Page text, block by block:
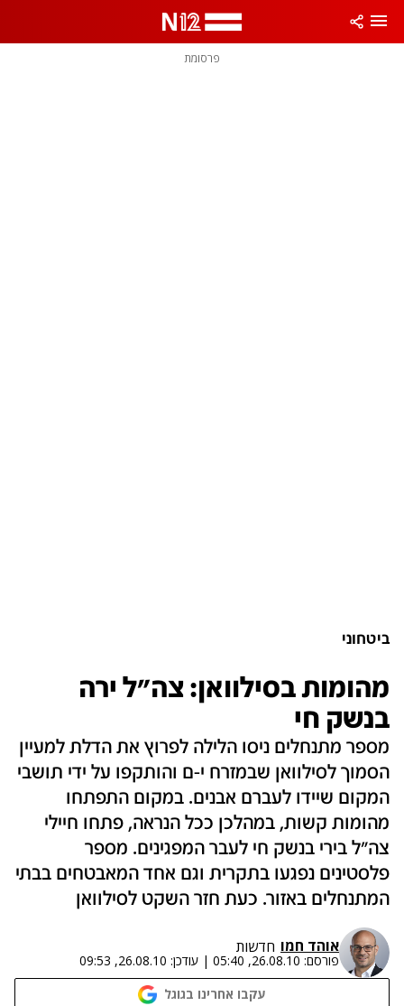
פרסומת
ביטחוני
מהומות בסילוואן: צה"ל ירה
בנשק חי
מספר מתנחלים ניסו הלילה לפרוץ את הדלת למעיין
הסמוך לסילוואן שבמזרח י-ם והותקפו על ידי תושבי
המקום שיידו לעברם אבנים. במקום התפתחו
מהומות קשות, במהלכן ככל הנראה, פתחו חיילי
צה"ל בירי בנשק חי לעבר המפגינים. מספר
פלסטינים נפגעו בתקרית וגם אחד המאבטחים בבתי
המתנחלים באזור. כעת חזר השקט לסילוואן
אוהד חמו חדשות
פורסם: 26.08.10, 05:40
| עודכן: 26.08.10, 09:53
עקבו אחרינו בגוגל